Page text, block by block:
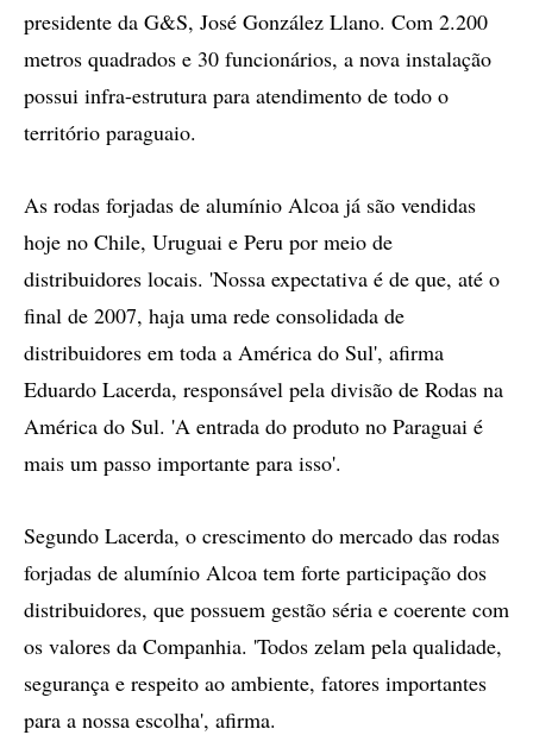
presidente da G&S, José González Llano. Com 2.200
metros quadrados e 30 funcionários, a nova instalação
possui infra-estrutura para atendimento de todo o
território paraguaio.
As rodas forjadas de alumínio Alcoa já são vendidas
hoje no Chile, Uruguai e Peru por meio de
distribuidores locais. 'Nossa expectativa é de que, até o
final de 2007, haja uma rede consolidada de
distribuidores em toda a América do Sul', afirma
Eduardo Lacerda, responsável pela divisão de Rodas na
América do Sul. 'A entrada do produto no Paraguai é
mais um passo importante para isso'.
Segundo Lacerda, o crescimento do mercado das rodas
forjadas de alumínio Alcoa tem forte participação dos
distribuidores, que possuem gestão séria e coerente com
os valores da Companhia. 'Todos zelam pela qualidade,
segurança e respeito ao ambiente, fatores importantes
para a nossa escolha', afirma.